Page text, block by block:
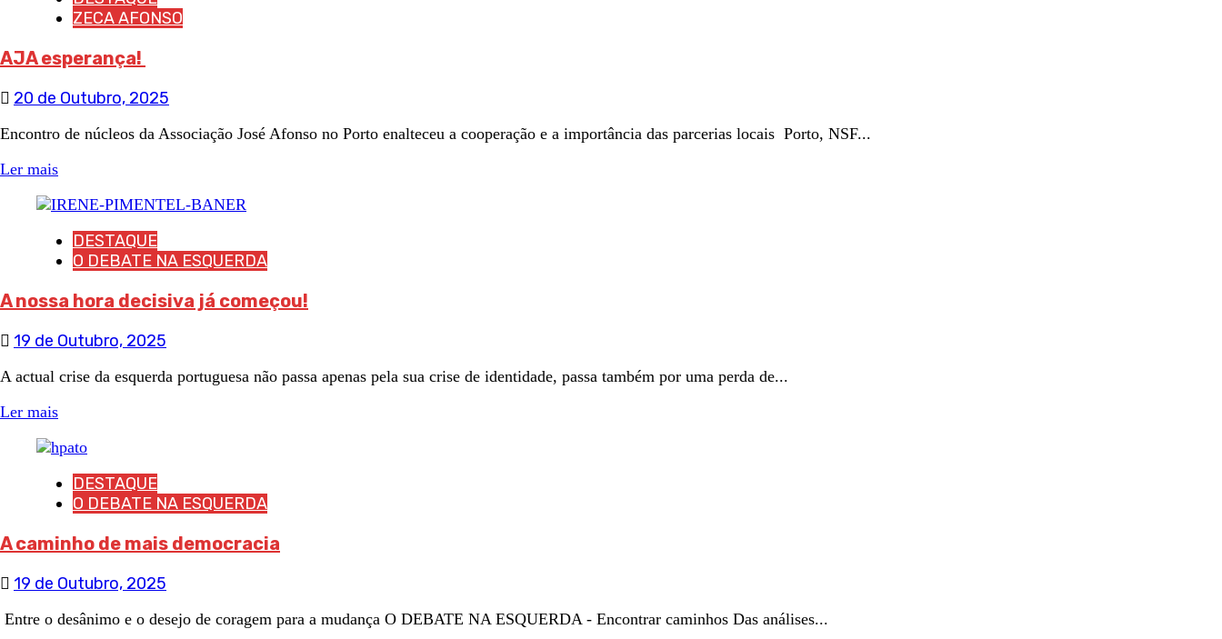
ZECA AFONSO
AJA esperança!
20 de Outubro, 2025
Encontro de núcleos da Associação José Afonso no Porto enalteceu a cooperação e a importância das parcerias locais Porto, NSF...
Ler mais
DESTAQUE
O DEBATE NA ESQUERDA
A nossa hora decisiva já começou!
19 de Outubro, 2025
A actual crise da esquerda portuguesa não passa apenas pela sua crise de identidade, passa também por uma perda de...
Ler mais
DESTAQUE
O DEBATE NA ESQUERDA
A caminho de mais democracia
19 de Outubro, 2025
Entre o desânimo e o desejo de coragem para a mudança O DEBATE NA ESQUERDA - Encontrar caminhos Das análises...